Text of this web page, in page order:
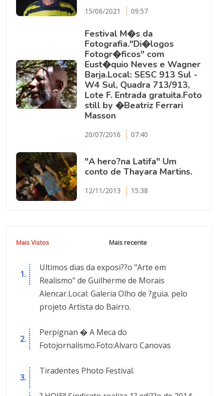
15/06/2021 09:57
Festival M�s da
Fotografia."Di�logos
Fotogr�ficos" com
Eust�quio Neves e Wagner
Barja.Local: SESC 913 Sul -
W4 Sul, Quadra 713/913,
Lote F. Entrada gratuita.Foto
still by �Beatriz Ferrari
Masson
20/07/2016 07:40
"A hero?na Latifa" Um
conto de Thayara Martins.
12/11/2013 15:38
Mais Vistos Mais recente
Ultimos dias da exposi??o "Arte em
Realismo" de Guilherme de Morais
Alencar.Local: Galeria Olho de ?guia. pelo
projeto Artista do Bairro.
Perpignan � A Meca do
Fotojornalismo.Foto:Alvaro Canovas
Tiradentes Photo Festival.